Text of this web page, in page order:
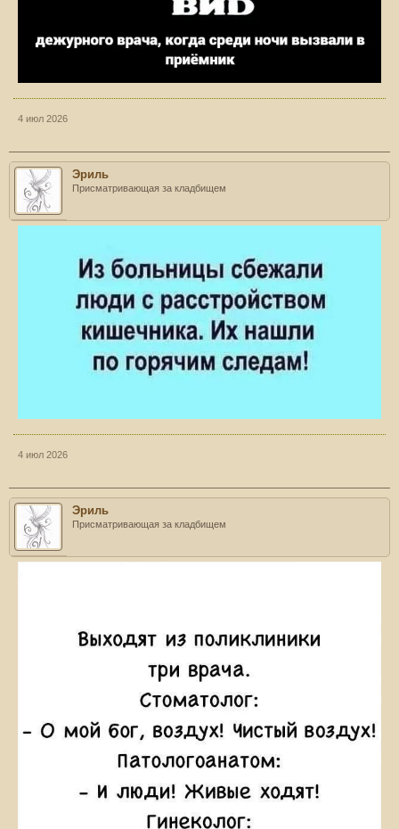
4 июл 2026
Эриль
Присматривающая за кладбищем
4 июл 2026
Эриль
Присматривающая за кладбищем